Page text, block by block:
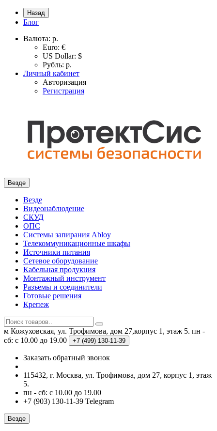
Назад
Блог
Валюта: р.
Euro: €
US Dollar: $
Рубль: р.
Личный кабинет
Авторизация
Регистрация
Везде
Везде
Видеонаблюдение
СКУД
ОПС
Системы запирания Abloy
Телекоммуникационные шкафы
Источники питания
Сетевое оборудование
Кабельная продукция
Монтажный инструмент
Разъемы и соединители
Готовые решения
Крепеж
м Кожуховская, ул. Трофимова, дом 27,корпус 1, этаж 5. пн -
сб: с 10.00 до 19.00
+7 (499) 130-11-39
Заказать обратный звонок
115432, г. Москва, ул. Трофимова, дом 27, корпус 1, этаж
5.
пн - сб: с 10.00 до 19.00
+7 (903) 130-11-39 Telegram
Везде